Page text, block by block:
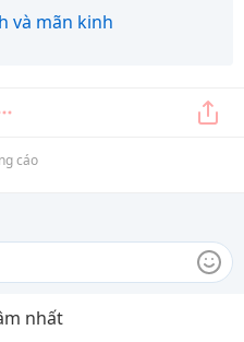
và mãn kinh
cáo
nhất